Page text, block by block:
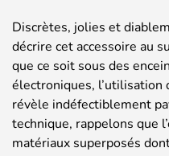
Discrètes, jolies et
décrire cet accessoire au
que ce soit sous des
électroniques, l’utilisation
révèle indéfectiblement
technique, rappelons que
matériaux superposés